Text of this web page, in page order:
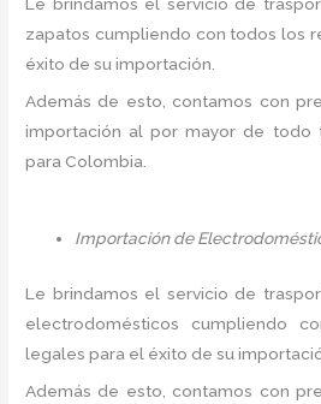
zapatos cumpliendo con todos los
éxito de su importación.
Además de esto, contamos con
importación al por mayor de todo
para Colombia.
Importación de
Le brindamos el servicio de
electrodomésticos cumpliendo
legales para el éxito de su
Además de esto, contamos con